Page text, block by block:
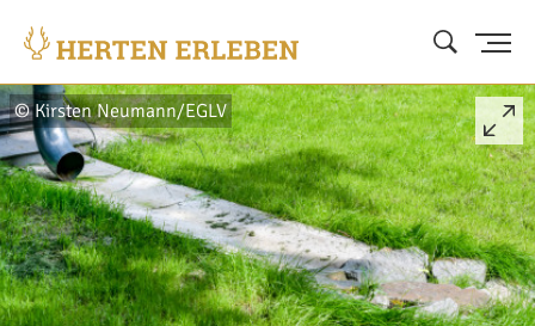
© Kirsten Neumann/EGLV